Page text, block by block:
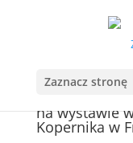
Zaznacz stronę
na wystawie
Kopernika w